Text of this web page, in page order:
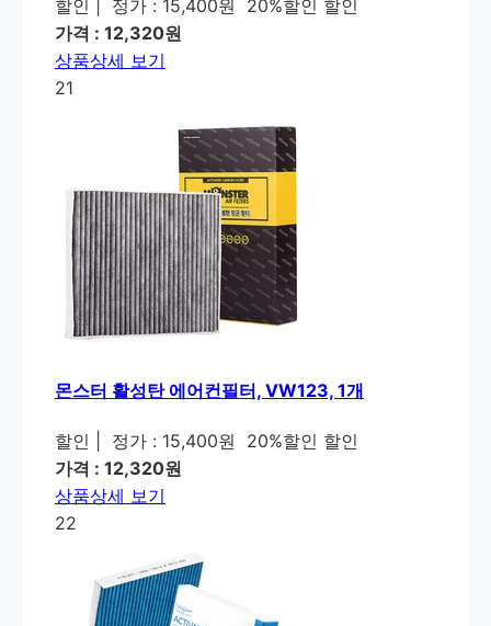
할인 정가 : 15,400원
20%할인 할인
가격 : 12,320원
상품상세 보기
21
몬스터 활성탄 에어컨필터, VW123, 1개
할인 정가 : 15,400원
20%할인 할인
가격 : 12,320원
상품상세 보기
22